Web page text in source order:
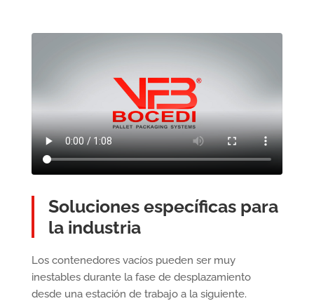
Soluciones específicas para
la industria
Los contenedores vacíos pueden ser muy
inestables durante la fase de desplazamiento
desde una estación de trabajo a la siguiente.